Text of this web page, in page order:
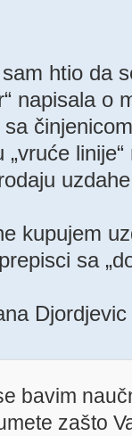
htio da
napisala o
sa
„vruće
kupujem
sa
Djordjevic
bavim
zašto